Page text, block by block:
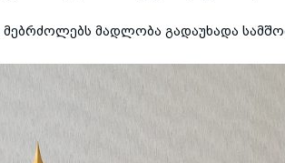
მებრძოლებს მადლობა გადაუხადა